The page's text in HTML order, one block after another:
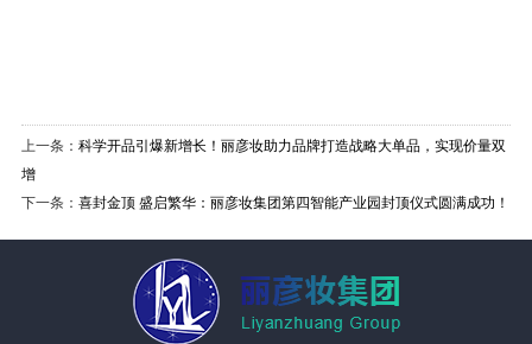
上一条： 科学开品引爆新增长！丽彦妆助力品牌打造战略大单品，实现价量双
增
下一条： 喜封金顶 盛启繁华：丽彦妆集团第四智能产业园封顶仪式圆满成功！